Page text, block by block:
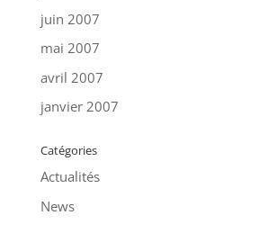
juin 2007
mai 2007
avril 2007
janvier 2007
Catégories
Actualités
News